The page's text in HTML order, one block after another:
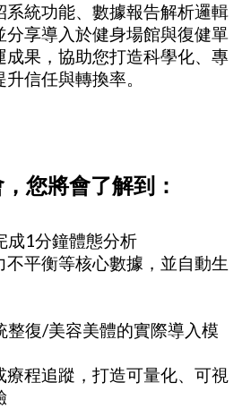
系統功能、數據報告解析邏輯
分享導入於健身場館與復健單
成果，協助您打造科學化、專
信任與轉換率。
您將會了解到：
成1分鐘體態分析
平衡等核心數據，並自動生
整復/美容美體的實際導入模
程追蹤，打造可量化、可視